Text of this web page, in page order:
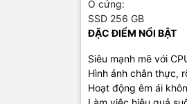
Ổ cứng:
SSD 256 GB
ĐẶC ĐIỂM NỔI BẬT
Siêu mạnh mẽ với
Hình ảnh chân thực,
Hoạt động êm ái